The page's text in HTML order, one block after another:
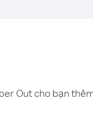
Out cho bạn